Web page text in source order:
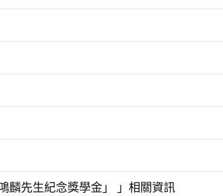
麟先生紀念獎學金」 」相關資訊